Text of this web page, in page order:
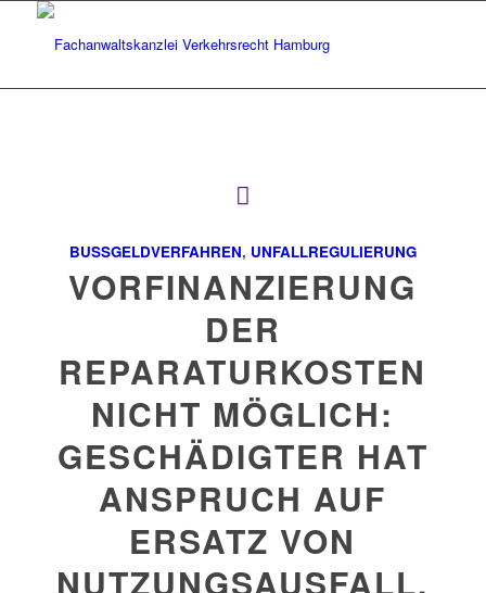
BUSSGELDVERFAHREN , UNFALLREGULIERUNG
VORFINANZIERUNG
DER
REPARATURKOSTEN
NICHT MÖGLICH:
GESCHÄDIGTER HAT
ANSPRUCH AUF
ERSATZ VON
NUTZUNGSAUSFALL,